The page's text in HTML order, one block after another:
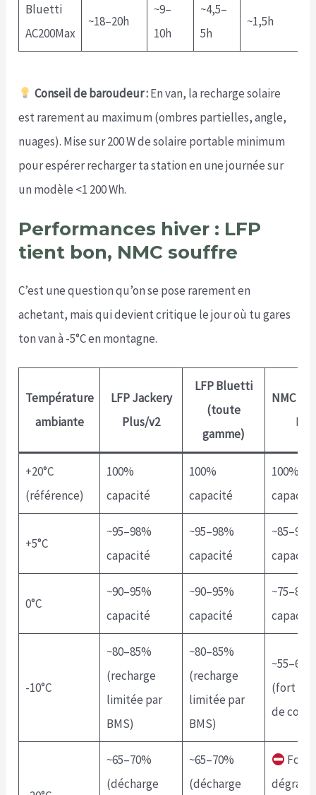
Bluetti
AC200Max
~18–20h
~9–
10h
~4,5–
5h
~1,5h
Conseil de baroudeur :En van, la recharge solaire
est rarement au maximum (ombres partielles, angle,
nuages). Mise sur 200 W de solaire portable minimum
pour espérer recharger ta station en une journée sur
un modèle <1 200 Wh.
Performances hiver : LFP
tient bon, NMC souffre
C’est une question qu’on se pose rarement en
achetant, mais qui devient critique le jour où tu gares
ton van à -5°C en montagne.
Température
ambiante
LFP Jackery
Plus/v2
LFP Bluetti
(toute
gamme)
NMC
Pro
+20°C
(référence)
100%
capacité
100%
capacité
100%
capacité
+5°C
~95–98%
capacité
~95–98%
capacité
~85–90%
capacité
0°C
~90–95%
capacité
~90–95%
capacité
~75–80%
capacité
-10°C
~80–85%
(recharge
limitée par
BMS)
~80–85%
(recharge
limitée par
BMS)
~55–65%
(fort
de
~65–70%
(décharge
~65–70%
(décharge
Forte